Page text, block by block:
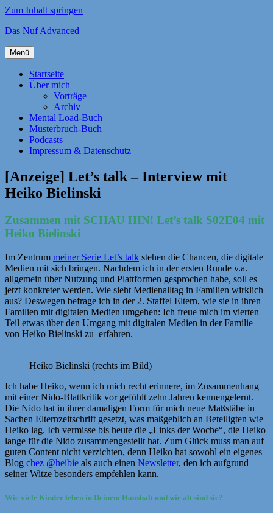
Zum Inhalt springen
Das Nuf Advanced
Menü
Startseite
Über mich
Vorträge
Archiv
Mental Load-Buch
Musterbruch-Buch
Podcasts
Impressum & Datenschutz
[Anzeige] Let’s talk – Interview mit
Heiko Bielinski
Zusammen mit SCHAU HIN! Let’s talk S02E04 mit
Heiko Bielinski
Im Zentrum meiner Serie Let’s talk stehen die Chancen, die digitale
Medien mit sich bringen. Nachdem ich in der ersten Runde v.a.
allgemein über Nutzung und Plattformen gesprochen habe, soll es
jetzt konkreter werden. Wie sieht Medienalltag in Familien wirklich
aus? Deswegen befrage ich in der 2. Staffel Eltern, wie sie in ihren
Familien mit digitalen Medien umgehen: Ich freue mich im vierten
Teil etwas über den Umgang mit digitalen Medien in der Familie
von Heiko Bielinski zu erfahren.
Heiko Bielinski (rechts im Bild)
Ich habe Heiko, wenn ich mich recht erinnere, im Zusammenhang
mit einer Nido-Blattkritik vor gefühlt zehn Jahren kennengelernt.
Die Nido hat in ihrer damaligen Form für mich neue Maßstäbe in
Sachen Elternzeitschrift gesetzt, was maßgeblich an Beteiligten wie
Heiko lag. Ich vermisse bis heute die „Links der Woche“, die Heiko
lange für die Nido zusammengestellt hat. Zum Glück muss man auf
guten Content nicht verzichten, denn Heiko hat sowohl ein eigenes
Blog chez @heibie als auch einen Newsletter, den ich aufgrund
seiner Witze besonders empfehlen kann.
Wie viele Kinder leben in Deinem Haushalt und wie alt sind sie?